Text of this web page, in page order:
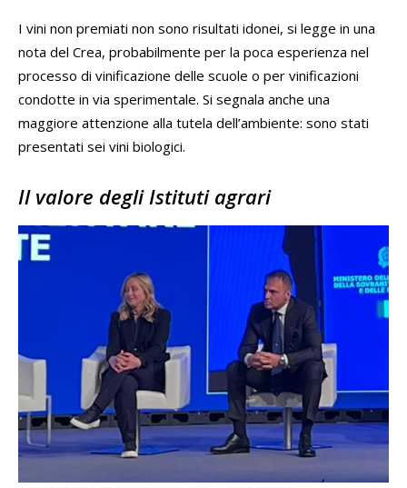
I vini non premiati non sono risultati idonei, si legge in una
nota del Crea, probabilmente per la poca esperienza nel
processo di vinificazione delle scuole o per vinificazioni
condotte in via sperimentale. Si segnala anche una
maggiore attenzione alla tutela dell’ambiente: sono stati
presentati sei vini biologici.
Il valore degli Istituti agrari